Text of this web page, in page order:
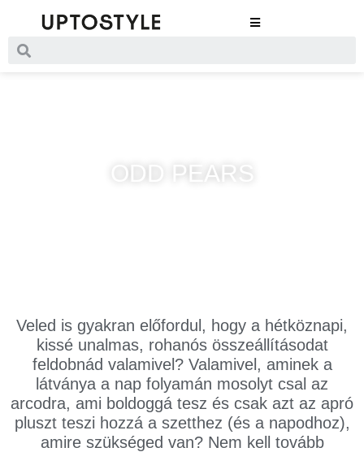
ODD PEARS
Veled is gyakran előfordul, hogy a hétköznapi,
kissé unalmas, rohanós összeállításodat
feldobnád valamivel? Valamivel, aminek a
látványa a nap folyamán mosolyt csal az
arcodra, ami boldoggá tesz és csak azt az apró
pluszt teszi hozzá a szetthez (és a napodhoz),
amire szükséged van? Nem kell tovább